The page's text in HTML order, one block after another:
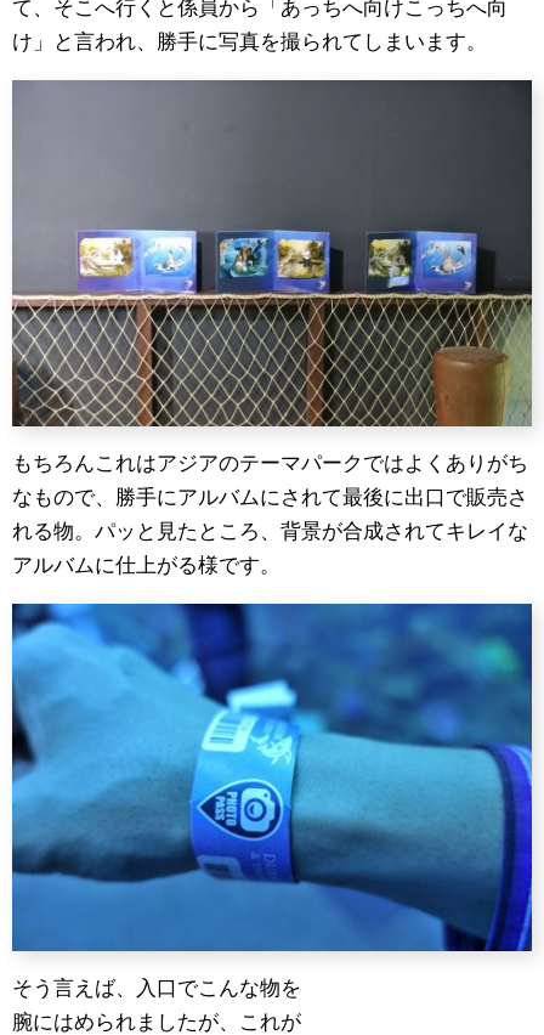
て、そこへ行くと係員から「あっちへ向けこっちへ向
け」と言われ、勝手に写真を撮られてしまいます。
もちろんこれはアジアのテーマパークではよくありがち
なもので、勝手にアルバムにされて最後に出口で販売さ
れる物。パッと見たところ、背景が合成されてキレイな
アルバムに仕上がる様です。
そう言えば、入口でこんな物を
腕にはめられましたが、これが